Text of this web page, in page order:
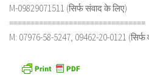
M-09829071511 (सिर्फ संवाद के लिए)
================================
M: 07976-58-5247, 09462-20-0121